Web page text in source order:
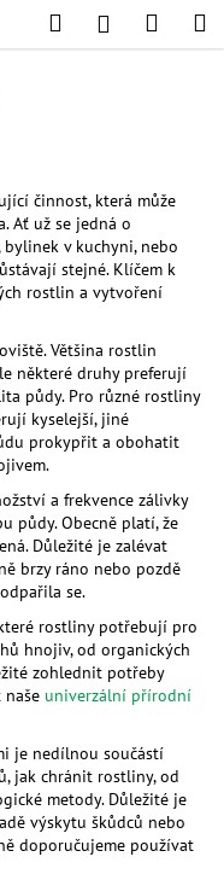
HledatPřihlášení
činnost, která může
Ať už se jedná o
v kuchyni, nebo
stejné. Klíčem k
rostlin a vytvoření
Většina rostlin
některé druhy preferují
půdy. Pro různé rostliny
kyselejší, jiné
prokypřit a obohatit
a frekvence zálivky
půdy. Obecně platí, že
Důležité je zalévat
brzy ráno nebo pozdě
se.
rostliny potřebují pro
hnojiv, od organických
zohlednit potřeby
univerzální přírodní
je nedílnou součástí
jak chránit rostliny, od
metody. Důležité je
výskytu škůdců nebo
doporučujeme používat